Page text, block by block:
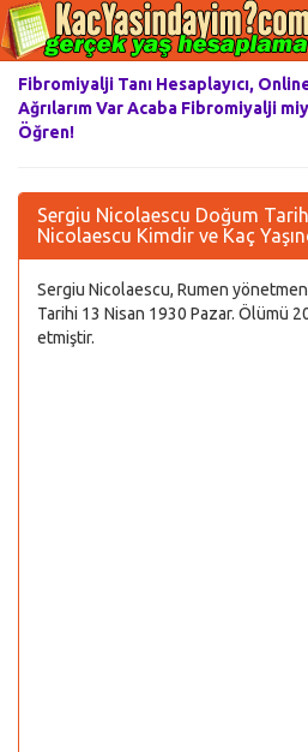
Fibromiyalji Tanı Hesaplayıcı,
Ağrılarım Var Acaba Fibromiyalji
Öğren!
Sergiu Nicolaescu Doğum
Nicolaescu Kimdir ve Kaç
Sergiu Nicolaescu, Rumen
Tarihi 13 Nisan 1930 Pazar. Ölümü
etmiştir.